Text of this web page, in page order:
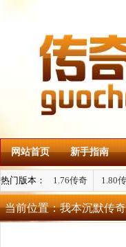
网站首页 新手指南
热门版本： 1.76传奇 1.80
当前位置：我本沉默传